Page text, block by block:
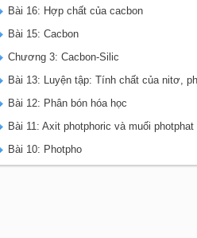
Bài 16: Hợp chất của cacbon
Bài 15: Cacbon
Chương 3: Cacbon-Silic
Bài 12: Phân bón hóa học
Bài 11: Axit photphoric và muối photphat
Bài 10: Photpho